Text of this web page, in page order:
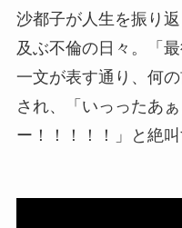
沙都子が人生を振り
及ぶ不倫の日々。「
一文が表す通り、何
され、「いっったあ
ー！！！！！」と絶叫